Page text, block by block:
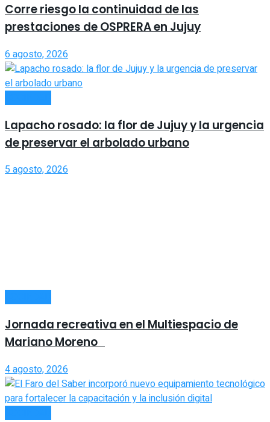
Corre riesgo la continuidad de las
prestaciones de OSPRERA en Jujuy
6 agosto, 2026
Lapacho rosado: la flor de Jujuy y la urgencia
de preservar el arbolado urbano
5 agosto, 2026
Jornada recreativa en el Multiespacio de
Mariano Moreno
4 agosto, 2026